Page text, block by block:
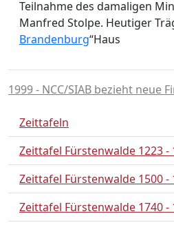
Teilnahme des damaligen
Manfred Stolpe. Heutiger
Brandenburg“Haus
1999 - NCC/SIAB bezieht neue
Zeittafeln
Zeittafel Fürstenwalde 1223 -
Zeittafel Fürstenwalde 1500 -
Zeittafel Fürstenwalde 1740 -